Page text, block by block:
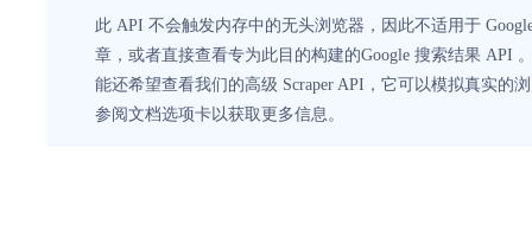
此 API 不会触发内存中的无头浏览器，因此不适用于
章，或者直接查看专为此目的构建的Google 搜索结果 API
能还希望查看我们的高级 Scraper API，它可以模拟真实的
参阅文档选项卡以获取更多信息。